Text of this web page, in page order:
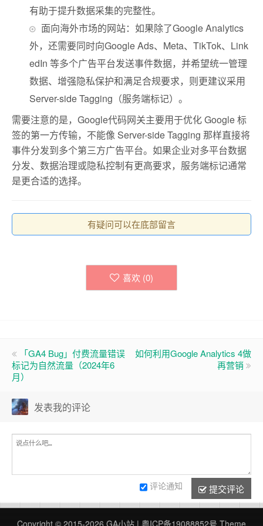
有助于提升数据采集的完整性。
面向海外市场的网站：如果除了Google Analytics
外，还需要同时向Google Ads、Meta、TikTok、Link
edIn 等多个广告平台发送事件数据，并希望统一管理
数据、增强隐私保护和满足合规要求，则更建议采用
Server-side Tagging（服务端标记）。
需要注意的是，Google代码网关主要用于优化 Google 标
签的第一方传输，不能像 Server-side Tagging 那样直接将
事件分发到多个第三方广告平台。如果企业对多平台数据
分发、数据治理或隐私控制有更高要求，服务端标记通常
是更合适的选择。
有疑问可以在底部留言
喜欢 (0)
「GA4 Bug」付费流量错误
标记为自然流量（2024年6
月）
如何利用Google Analytics 4做
再营销
发表我的评论
提交评论
评论通知
Copyright © 2015-2026 GA小站 | 粤ICP备19088852号 Theme